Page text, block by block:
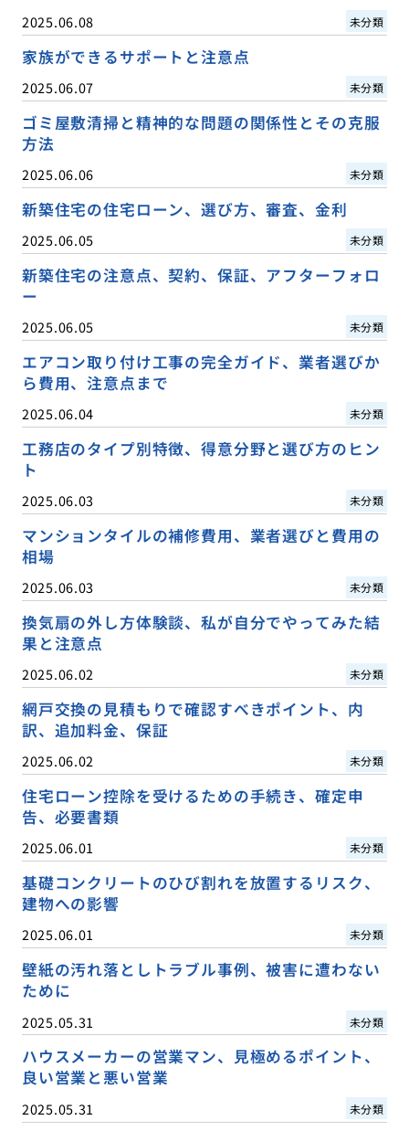
2025.06.08 未分類
家族ができるサポートと注意点
2025.06.07 未分類
ゴミ屋敷清掃と精神的な問題の関係性とその克服
方法
2025.06.06 未分類
新築住宅の住宅ローン、選び方、審査、金利
2025.06.05 未分類
新築住宅の注意点、契約、保証、アフターフォロ
ー
2025.06.05 未分類
エアコン取り付け工事の完全ガイド、業者選びか
ら費用、注意点まで
2025.06.04 未分類
工務店のタイプ別特徴、得意分野と選び方のヒン
ト
2025.06.03 未分類
マンションタイルの補修費用、業者選びと費用の
相場
2025.06.03 未分類
換気扇の外し方体験談、私が自分でやってみた結
果と注意点
2025.06.02 未分類
網戸交換の見積もりで確認すべきポイント、内
訳、追加料金、保証
2025.06.02 未分類
住宅ローン控除を受けるための手続き、確定申
告、必要書類
2025.06.01 未分類
基礎コンクリートのひび割れを放置するリスク、
建物への影響
2025.06.01 未分類
壁紙の汚れ落としトラブル事例、被害に遭わない
ために
2025.05.31 未分類
ハウスメーカーの営業マン、見極めるポイント、
良い営業と悪い営業
2025.05.31 未分類